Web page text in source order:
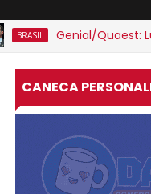
Genial/Quaest: Lula
CANECA